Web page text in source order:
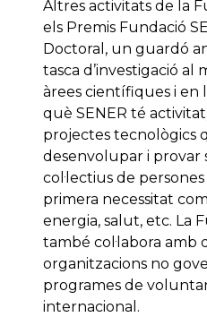
Altres activitats de la
els Premis Fundació
Doctoral, un guardó
tasca d’investigació al
àrees científiques i en
què SENER té
projectes tecnològics
desenvolupar i provar
col·lectius de
primera necessitat
energia, salut, etc. La
també col·labora amb
organitzacions no
programes de
internacional.